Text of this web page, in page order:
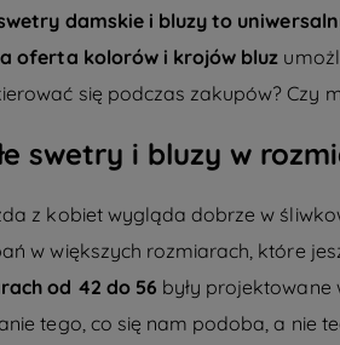
swetry damskie i bluzy to
oferta kolorów i krojów bluz
się podczas zakupów? Czy
swetry i bluzy w
z kobiet wygląda dobrze w
w większych rozmiarach, które
od 42 do 56 były projektowane
tego, co się nam podoba, a nie